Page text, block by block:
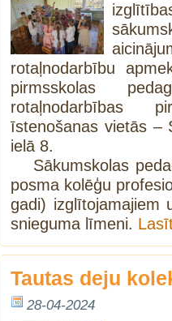
rotaļnodarbību
pirmsskolas
rotaļnodarbības
īstenošanas vietās –
ielā 8.
Sākumskolas
posma kolēģu
gadi) izglītojamajiem
snieguma līmeni.
Tautas deju
28-04-2024